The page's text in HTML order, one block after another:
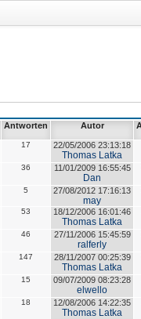
Antworten Autor
17 22/05/2006 23:13:18
Thomas Latka
36 11/01/2009 16:55:45
Dan
5 27/08/2012 17:16:13
may
53 18/12/2006 16:01:46
Thomas Latka
46 27/11/2006 15:45:59
ralferly
147 28/11/2007 00:25:39
Thomas Latka
15 09/07/2009 08:23:28
elwello
18 12/08/2006 14:22:35
Thomas Latka